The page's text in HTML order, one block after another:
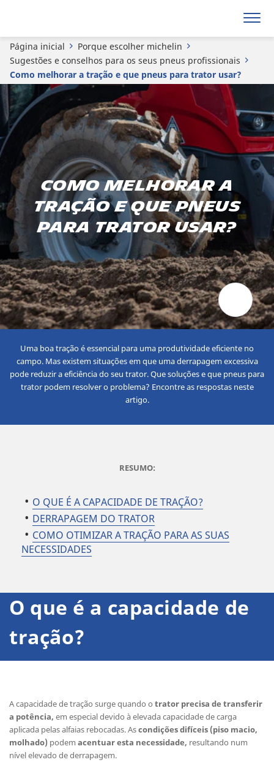
Página inicial
Porque escolher michelin
Sugestões e conselhos para os seus pneus profissionais
Como melhorar a tração e que pneus para trator usar?
Como melhorar a
tração e que pneus
para trator usar?
Uma boa tração é essencial para uma produtividade eficiente no
campo. Mas existem situações em que uma derrapagem excessiva
pode reduzir a eficiência do seu trator. Que soluções e que pneus para
trator podem resolver o problema? Encontre as respostas neste
artigo.
RESUMO:
O QUE É A CAPACIDADE DE TRAÇÃO?
DERRAPAGEM DO TRATOR
COMO OTIMIZAR A TRAÇÃO PARA AS SUAS
NECESSIDADES
O que é a capacidade de
tração?
A capacidade de tração surge quando o trator precisa de transferir
a potência, em especial devido à elevada capacidade de carga
aplicada pelas alfaias rebocadas. Ascondições difíceis (piso macio,
molhado) podem acentuar esta necessidade, resultando num
nível elevado de derrapagem.